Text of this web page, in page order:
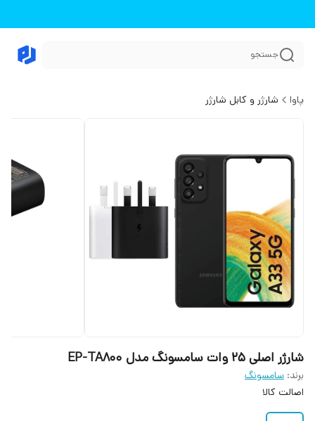
جستجو
پاوا شارژر و کابل شارژر
شارژر اصلی 25 وات سامسونگ مدل EP-TA800
برند: سامسونگ
اصالت کالا